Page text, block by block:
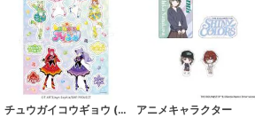
チュウガイコウギョウ (Chugai Mining) アニメキャラクター